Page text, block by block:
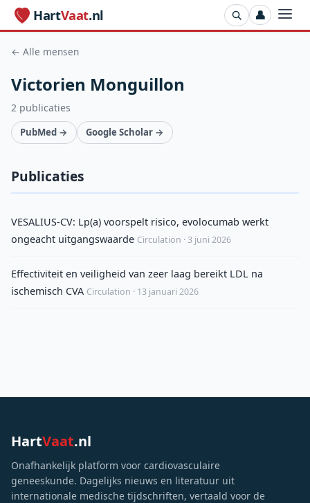
HartVaat.nl 👤
← Alle mensen
Victorien Monguillon
2 publicaties
PubMed → Google Scholar →
Publicaties
VESALIUS-CV: Lp(a) voorspelt risico, evolocumab werkt
ongeacht uitgangswaarde Circulation · 3 juni 2026
Effectiviteit en veiligheid van zeer laag bereikt LDL na
ischemisch CVA Circulation · 13 januari 2026
HartVaat.nl
Onafhankelijk platform voor cardiovasculaire
geneeskunde. Dagelijks nieuws en literatuur uit
internationale medische tijdschriften, vertaald voor de